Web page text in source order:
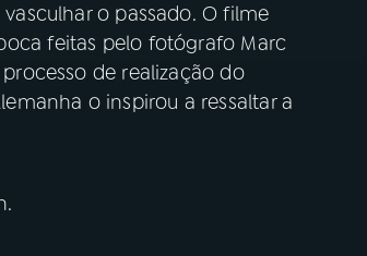
o passado. O filme
feitas pelo fotógrafo Marc
de realização do
o inspirou a ressaltar a